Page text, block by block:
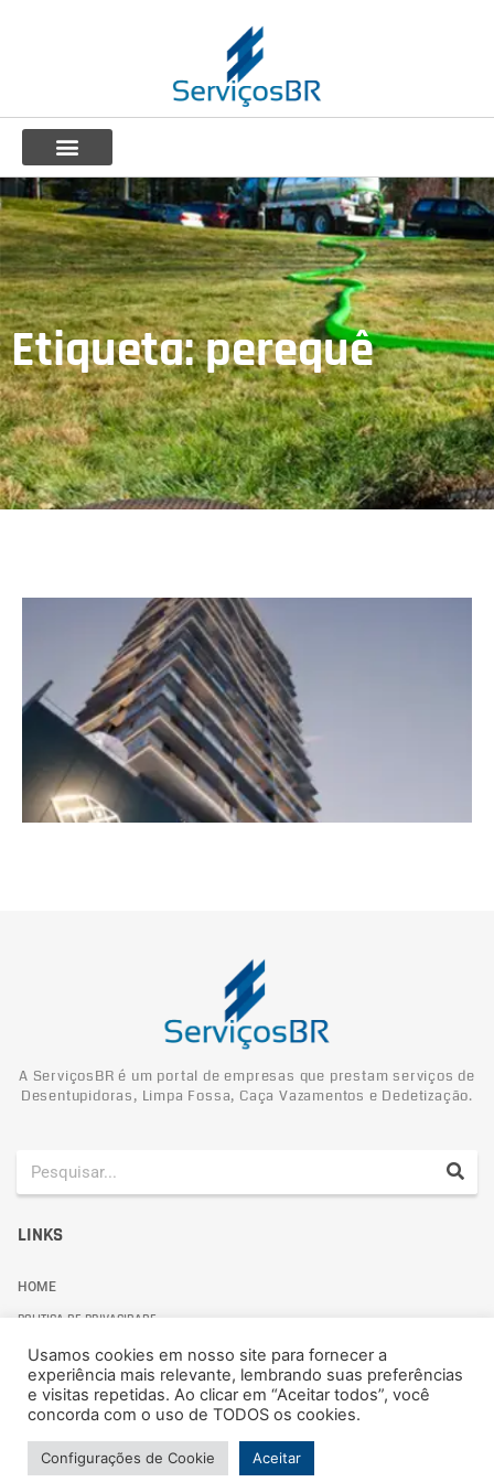
Etiqueta: perequê
A ServiçosBR é um portal de empresas que prestam serviços de
Desentupidoras, Limpa Fossa, Caça Vazamentos e Dedetização.
LINKS
HOME
POLITICA DE PRIVACIDADE
© 2024 ServiçosBR
Usamos cookies em nosso site para fornecer a
experiência mais relevante, lembrando suas preferências
e visitas repetidas. Ao clicar em “Aceitar todos”, você
concorda com o uso de TODOS os cookies.
Configurações de Cookie Aceitar